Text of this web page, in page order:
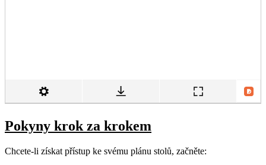
Pokyny krok za krokem
Chcete-li získat přístup ke svému plánu stolů, začněte: